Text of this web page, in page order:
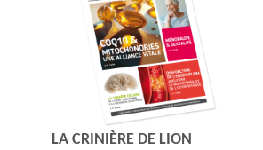
LA CRINIÈRE DE LION